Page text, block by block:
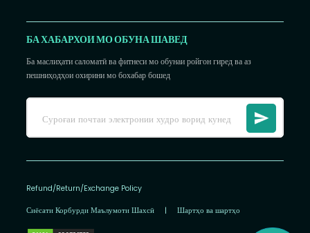
БА ХАБАРХОИ МО ОБУНА ШАВЕД
Ба маслиҳати саломатӣ ва фитнеси мо обунаи ройгон гиред ва аз
пешниҳодҳои охирини мо бохабар бошед
Refund/Return/Exchange Policy
Сиёсати Корбурди Маълумоти Шахсӣ | Шартҳо ва шартҳо